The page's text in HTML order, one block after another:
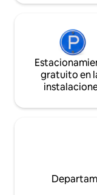
gratuito en